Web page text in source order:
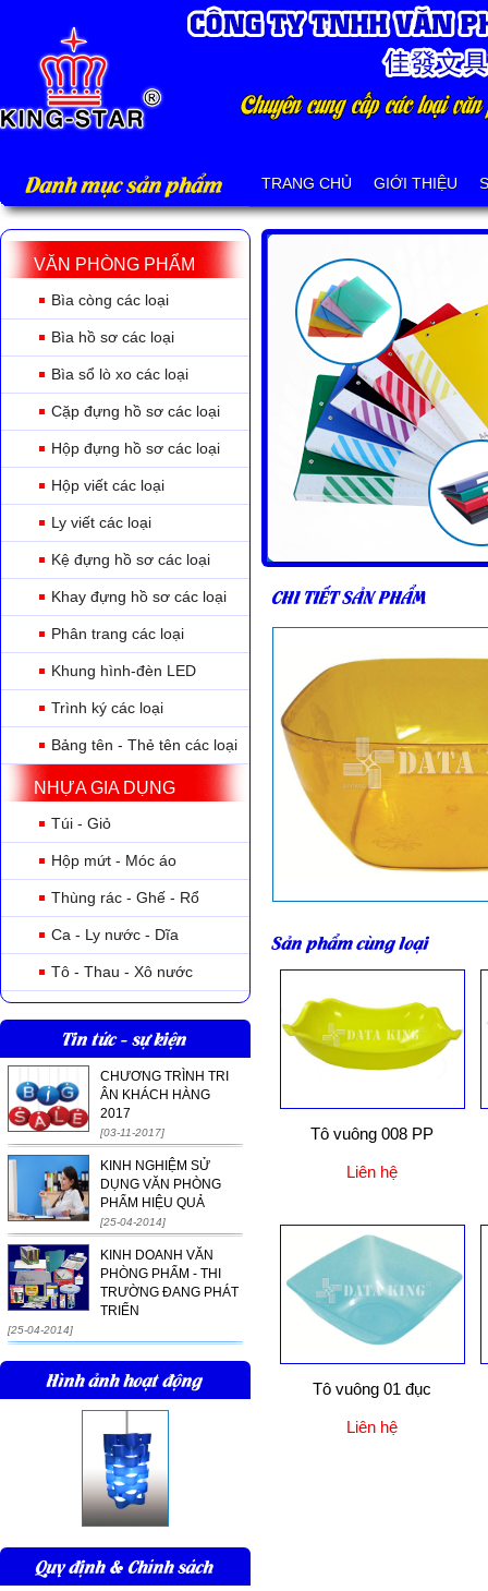
Danh mục sản phẩm TRANG CHỦ GIỚI THIỆU
VĂN PHÒNG PHẨM
Bìa còng các loại
Bìa hồ sơ các loại
Bìa sổ lò xo các loại
Cặp đựng hồ sơ các loại
Hộp đựng hồ sơ các loại
Hộp viết các loại
Ly viết các loại
Kệ đựng hồ sơ các loại
Khay đựng hồ sơ các loại
Phân trang các loại
Khung hình-đèn LED
Trình ký các loại
Bảng tên - Thẻ tên các loại
NHỰA GIA DỤNG
Túi - Giỏ
Hộp mứt - Móc áo
Thùng rác - Ghế - Rổ
Ca - Ly nước - Dĩa
Tô - Thau - Xô nước
Tin tức - sự kiện
CHƯƠNG TRÌNH TRI
ÂN KHÁCH HÀNG
2017
[03-11-2017]
KINH NGHIỆM SỬ
DỤNG VĂN PHÒNG
PHẨM HIỆU QUẢ
[25-04-2014]
KINH DOANH VĂN
PHÒNG PHẨM - THI
TRƯỜNG ĐANG PHÁT
TRIỂN
[25-04-2014]
Hình ảnh hoạt động
Quy định & Chính sách
CHI TIẾT SẢN PHẨM
Sản phẩm cùng loại
Tô vuông 008 PP
Liên hệ
Tô vuông 01 đục
Liên hệ